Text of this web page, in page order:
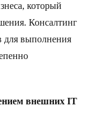
который
Консалтинг
для выполнения
внешних IT